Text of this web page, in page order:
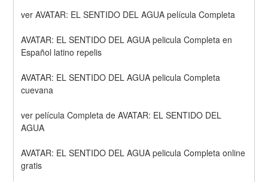
ver AVATAR: EL SENTIDO DEL AGUA película Completa
AVATAR: EL SENTIDO DEL AGUA pelicula Completa en
Español latino repelis
AVATAR: EL SENTIDO DEL AGUA pelicula Completa
cuevana
ver película Completa de AVATAR: EL SENTIDO DEL
AGUA
AVATAR: EL SENTIDO DEL AGUA pelicula Completa online
gratis